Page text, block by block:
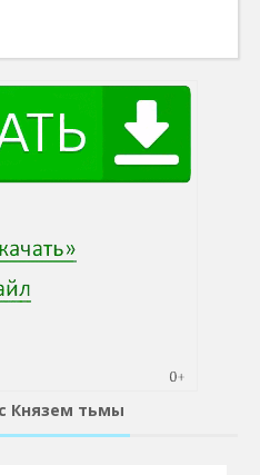
Князем тьмы